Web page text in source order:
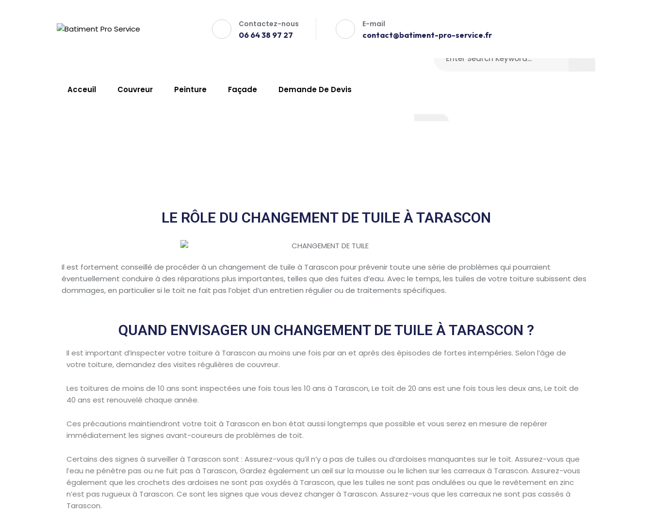
Contactez-nous
06 64 38 97 27
E-mail
contact@batiment-pro-service.fr
Acceuil Couvreur Peinture Façade Demande De Devis
LE RÔLE DU CHANGEMENT DE TUILE À TARASCON
Il est fortement conseillé de procéder à un changement de tuile à Tarascon pour prévenir toute une série de problèmes qui pourraient
éventuellement conduire à des réparations plus importantes, telles que des fuites d’eau. Avec le temps, les tuiles de votre toiture subissent des
dommages, en particulier si le toit ne fait pas l’objet d’un entretien régulier ou de traitements spécifiques.
QUAND ENVISAGER UN CHANGEMENT DE TUILE À TARASCON ?
Il est important d’inspecter votre toiture à Tarascon au moins une fois par an et après des épisodes de fortes intempéries. Selon l’âge de
votre toiture, demandez des visites régulières de couvreur.
Les toitures de moins de 10 ans sont inspectées une fois tous les 10 ans à Tarascon, Le toit de 20 ans est une fois tous les deux ans, Le toit de
40 ans est renouvelé chaque année.
Ces précautions maintiendront votre toit à Tarascon en bon état aussi longtemps que possible et vous serez en mesure de repérer
immédiatement les signes avant-coureurs de problèmes de toit.
Certains des signes à surveiller à Tarascon sont : Assurez-vous qu’il n’y a pas de tuiles ou d’ardoises manquantes sur le toit. Assurez-vous que
l’eau ne pénètre pas ou ne fuit pas à Tarascon, Gardez également un œil sur la mousse ou le lichen sur les carreaux à Tarascon. Assurez-vous
également que les crochets des ardoises ne sont pas oxydés à Tarascon, que les tuiles ne sont pas ondulées ou que le revêtement en zinc
n’est pas rugueux à Tarascon. Ce sont les signes que vous devez changer à Tarascon. Assurez-vous que les carreaux ne sont pas cassés à
Tarascon.